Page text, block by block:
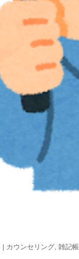
| カウンセリング,雑記帳